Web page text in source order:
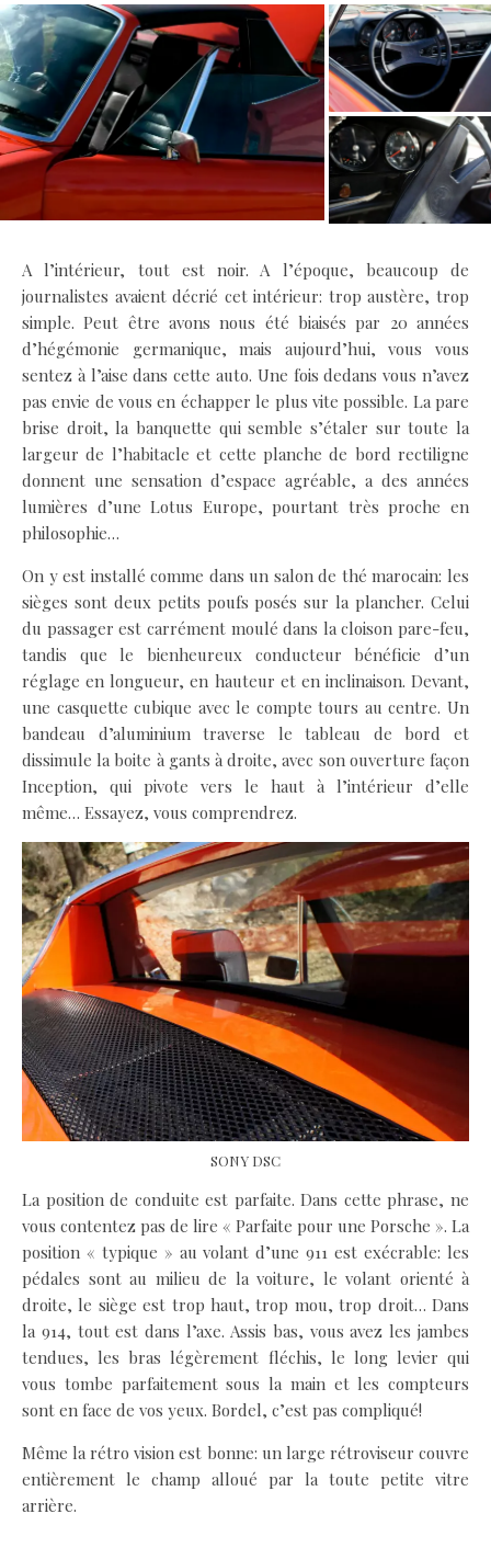
A l’intérieur, tout est noir. A l’époque, beaucoup de
journalistes avaient décrié cet intérieur: trop austère, trop
simple. Peut être avons nous été biaisés par 20 années
d’hégémonie germanique, mais aujourd’hui, vous vous
sentez à l’aise dans cette auto. Une fois dedans vous n’avez
pas envie de vous en échapper le plus vite possible. La pare
brise droit, la banquette qui semble s’étaler sur toute la
largeur de l’habitacle et cette planche de bord rectiligne
donnent une sensation d’espace agréable, a des années
lumières d’une Lotus Europe, pourtant très proche en
philosophie…
On y est installé comme dans un salon de thé marocain: les
sièges sont deux petits poufs posés sur la plancher. Celui
du passager est carrément moulé dans la cloison pare-feu,
tandis que le bienheureux conducteur bénéficie d’un
réglage en longueur, en hauteur et en inclinaison. Devant,
une casquette cubique avec le compte tours au centre. Un
bandeau d’aluminium traverse le tableau de bord et
dissimule la boite à gants à droite, avec son ouverture façon
Inception, qui pivote vers le haut à l’intérieur d’elle
même… Essayez, vous comprendrez.
SONY DSC
La position de conduite est parfaite. Dans cette phrase, ne
vous contentez pas de lire « Parfaite pour une Porsche ». La
position « typique » au volant d’une 911 est exécrable: les
pédales sont au milieu de la voiture, le volant orienté à
droite, le siège est trop haut, trop mou, trop droit… Dans
la 914, tout est dans l’axe. Assis bas, vous avez les jambes
tendues, les bras légèrement fléchis, le long levier qui
vous tombe parfaitement sous la main et les compteurs
sont en face de vos yeux. Bordel, c’est pas compliqué!
Même la rétro vision est bonne: un large rétroviseur couvre
entièrement le champ alloué par la toute petite vitre
arrière.